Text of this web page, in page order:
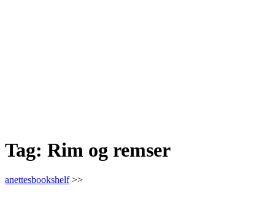
Tag: Rim og remser
anettesbookshelf>>